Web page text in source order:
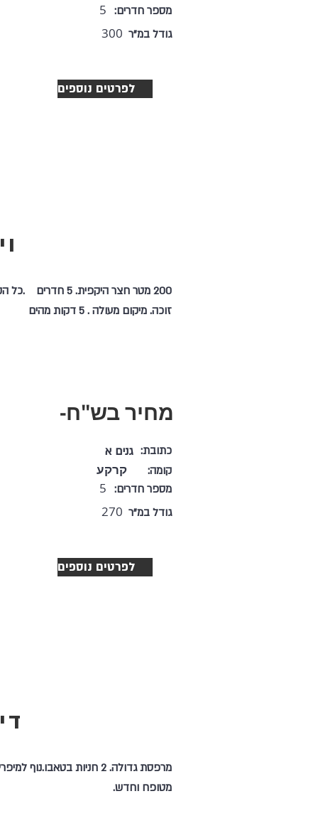
לפרטים נוספים
מספר חדרים: 5
גודל במ"ר 300
קומה:
200 מטר חצר היקפית. 5
זוכה. מיקום מעולה . 5 דקות מהים
לפרטים נוספים
מספר חדרים: 5
גודל במ"ר 270
כתובת:
קרקע
גנים א
מחיר בש"ח-
מרפסת גדולה. 2 חניות בטאבו.נוף
מטופח וחדש.